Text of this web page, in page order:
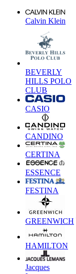
Calvin Klein
BEVERLY
HILLS POLO
CLUB
CASIO
CANDINO
CERTINA
ESSENCE
FESTINA
GREENWICH
HAMILTON
Jacques